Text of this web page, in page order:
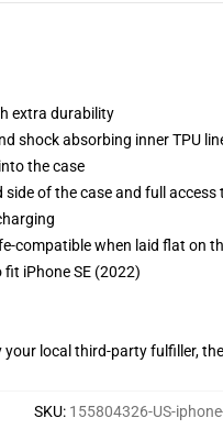
extra durability
shock absorbing inner TPU
the case
of the case and full access
compatible when laid flat on
fit iPhone SE (2022)
local third-party fulfiller,
SKU: 155804326-US-